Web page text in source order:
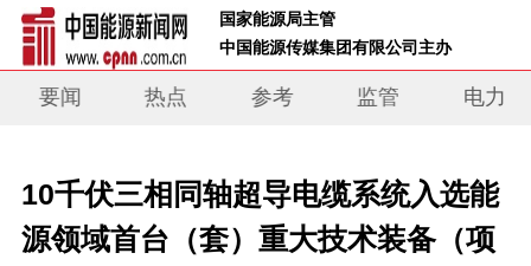
国家能源局主管
中国能源传媒集团有限公司主办
要闻 热点 参考 监管 电力
10千伏三相同轴超导电缆系统入选能
源领域首台（套）重大技术装备（项